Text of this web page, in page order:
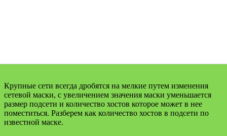
Крупные сети всегда дробятся на мелкие путем изменения
сетевой маски, с увеличением значения маски уменьшается
размер подсети и количество хостов которое может в нее
поместиться. Разберем как количество хостов в подсети по
известной маске.